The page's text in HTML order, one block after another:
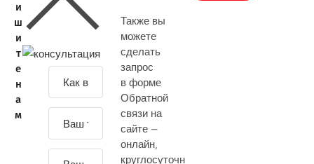
и
ш
и
т
е
н
а
м
Также вы
можете
сделать
запрос
в форме
Обратной
связи на
сайте —
онлайн,
круглосуточн